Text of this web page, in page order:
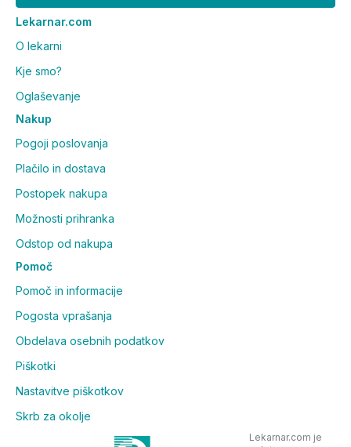
Lekarnar.com
O lekarni
Kje smo?
Oglaševanje
Nakup
Pogoji poslovanja
Plačilo in dostava
Postopek nakupa
Možnosti prihranka
Odstop od nakupa
Pomoč
Pomoč in informacije
Pogosta vprašanja
Obdelava osebnih podatkov
Piškotki
Nastavitve piškotkov
Skrb za okolje
Lekarnar.com je